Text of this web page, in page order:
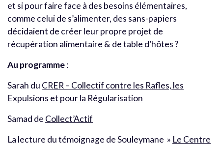
et si pour faire face à des besoins élémentaires,
comme celui de s’alimenter, des sans-papiers
décidaient de créer leur propre projet de
récupération alimentaire & de table d’hôtes ?
Au programme:
Sarah du CRER – Collectif contre les Rafles, les
Expulsions et pour la Régularisation
Samad de Collect’Actif
La lecture du témoignage de Souleymane » Le Centre